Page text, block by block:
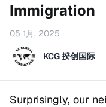
Immigration
05 1月, 2025
KCG 揆创国际
Surprisingly, our